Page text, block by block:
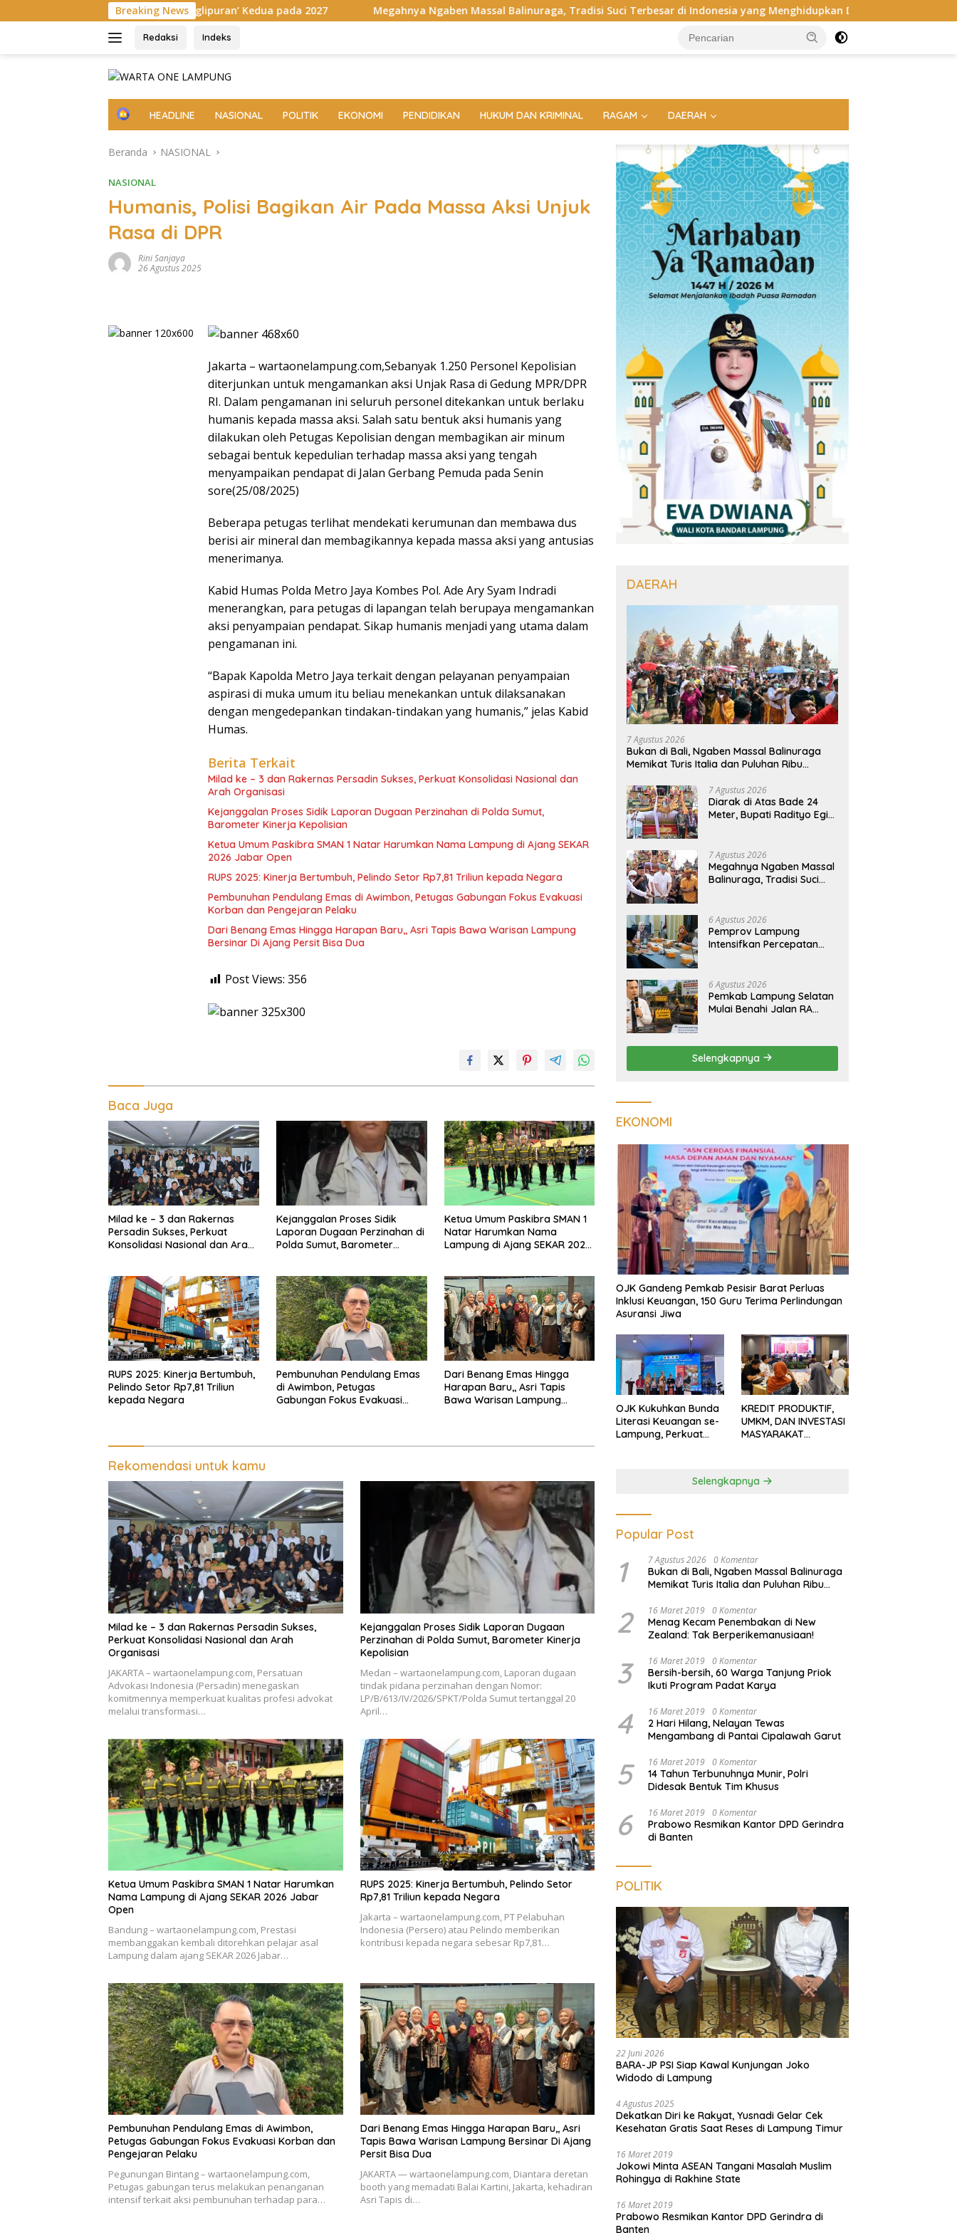
ke
Breaking News
Jadi ‘Penglipuran’ Kedua pada 2027 Megahnya Ngaben Massal Balinuraga, Tradisi Suci Terbesar di Indonesia yang Menghidupkan Desa dan Merekatkan Ikatan Keluarga
Redaksi Indeks
H
e
HEADLINE NASIONAL POLITIK EKONOMI PENDIDIKAN HUKUM DAN KRIMINAL RAGAM DAERAH
Beranda NASIONAL
NASIONAL
Humanis, Polisi Bagikan Air Pada Massa Aksi Unjuk
Rasa di DPR
Rini Sanjaya
26 Agustus 2025
Jakarta – wartaonelampung.com,Sebanyak 1.250 Personel Kepolisian
diterjunkan untuk mengamankan aksi Unjak Rasa di Gedung MPR/DPR
RI. Dalam pengamanan ini seluruh personel ditekankan untuk berlaku
humanis kepada massa aksi. Salah satu bentuk aksi humanis yang
dilakukan oleh Petugas Kepolisian dengan membagikan air minum
sebagai bentuk kepedulian terhadap massa aksi yang tengah
menyampaikan pendapat di Jalan Gerbang Pemuda pada Senin
sore(25/08/2025)
Beberapa petugas terlihat mendekati kerumunan dan membawa dus
berisi air mineral dan membagikannya kepada massa aksi yang antusias
menerimanya.
Kabid Humas Polda Metro Jaya Kombes Pol. Ade Ary Syam Indradi
menerangkan, para petugas di lapangan telah berupaya mengamankan
aksi penyampaian pendapat. Sikap humanis menjadi yang utama dalam
pengamanan ini.
“Bapak Kapolda Metro Jaya terkait dengan pelayanan penyampaian
aspirasi di muka umum itu beliau menekankan untuk dilaksanakan
dengan mengedepankan tindakan-tindakan yang humanis,” jelas Kabid
Humas.
Berita Terkait
Milad ke – 3 dan Rakernas Persadin Sukses, Perkuat Konsolidasi Nasional dan
Arah Organisasi
Kejanggalan Proses Sidik Laporan Dugaan Perzinahan di Polda Sumut,
Barometer Kinerja Kepolisian
Ketua Umum Paskibra SMAN 1 Natar Harumkan Nama Lampung di Ajang SEKAR
2026 Jabar Open
RUPS 2025: Kinerja Bertumbuh, Pelindo Setor Rp7,81 Triliun kepada Negara
Pembunuhan Pendulang Emas di Awimbon, Petugas Gabungan Fokus Evakuasi
Korban dan Pengejaran Pelaku
Dari Benang Emas Hingga Harapan Baru,, Asri Tapis Bawa Warisan Lampung
Bersinar Di Ajang Persit Bisa Dua
Post Views: 356
Baca Juga
Milad ke – 3 dan Rakernas
Persadin Sukses, Perkuat
Konsolidasi Nasional dan Arah
Kejanggalan Proses Sidik
Laporan Dugaan Perzinahan di
Polda Sumut, Barometer
Ketua Umum Paskibra SMAN 1
Natar Harumkan Nama
Lampung di Ajang SEKAR 2026
RUPS 2025: Kinerja Bertumbuh,
Pelindo Setor Rp7,81 Triliun
kepada Negara
Pembunuhan Pendulang Emas
di Awimbon, Petugas
Gabungan Fokus Evakuasi
Dari Benang Emas Hingga
Harapan Baru,, Asri Tapis
Bawa Warisan Lampung
Rekomendasi untuk kamu
Milad ke – 3 dan Rakernas Persadin Sukses,
Perkuat Konsolidasi Nasional dan Arah
Organisasi
JAKARTA – wartaonelampung.com, Persatuan
Advokasi Indonesia (Persadin) menegaskan
komitmennya memperkuat kualitas profesi advokat
melalui transformasi…
Kejanggalan Proses Sidik Laporan Dugaan
Perzinahan di Polda Sumut, Barometer Kinerja
Kepolisian
Medan – wartaonelampung.com, Laporan dugaan
tindak pidana perzinahan dengan Nomor:
LP/B/613/IV/2026/SPKT/Polda Sumut tertanggal 20
April…
Ketua Umum Paskibra SMAN 1 Natar Harumkan
Nama Lampung di Ajang SEKAR 2026 Jabar
Open
Bandung – wartaonelampung.com, Prestasi
membanggakan kembali ditorehkan pelajar asal
Lampung dalam ajang SEKAR 2026 Jabar…
RUPS 2025: Kinerja Bertumbuh, Pelindo Setor
Rp7,81 Triliun kepada Negara
Jakarta – wartaonelampung.com, PT Pelabuhan
Indonesia (Persero) atau Pelindo memberikan
kontribusi kepada negara sebesar Rp7,81…
Pembunuhan Pendulang Emas di Awimbon,
Petugas Gabungan Fokus Evakuasi Korban dan
Pengejaran Pelaku
Pegunungan Bintang – wartaonelampung.com,
Petugas gabungan terus melakukan penanganan
intensif terkait aksi pembunuhan terhadap para…
Dari Benang Emas Hingga Harapan Baru,, Asri
Tapis Bawa Warisan Lampung Bersinar Di Ajang
Persit Bisa Dua
JAKARTA — wartaonelampung.com, Diantara deretan
booth yang memadati Balai Kartini, Jakarta, kehadiran
Asri Tapis di…
DAERAH
7 Agustus 2026
Bukan di Bali, Ngaben Massal Balinuraga
Memikat Turis Italia dan Puluhan Ribu
7 Agustus 2026
Diarak di Atas Bade 24
Meter, Bupati Radityo Egi
‘Penglipuran’ Kedua pada
2027
7 Agustus 2026
Megahnya Ngaben Massal
Balinuraga, Tradisi Suci
dan Merekatkan Ikatan
Keluarga
6 Agustus 2026
Pemprov Lampung
Intensifkan Percepatan
Tanggamus
6 Agustus 2026
Pemkab Lampung Selatan
Mulai Benahi Jalan RA
Demi Keselamatan
Pengguna Jalan
Selengkapnya
EKONOMI
OJK Gandeng Pemkab Pesisir Barat Perluas
Inklusi Keuangan, 150 Guru Terima Perlindungan
Asuransi Jiwa
OJK Kukuhkan Bunda
Literasi Keuangan se-
Lampung, Perkuat
KREDIT PRODUKTIF,
UMKM, DAN INVESTASI
MASYARAKAT
Selengkapnya
Popular Post
1 7 Agustus 2026 0 Komentar
Bukan di Bali, Ngaben Massal Balinuraga
Memikat Turis Italia dan Puluhan Ribu
2 16 Maret 2019 0 Komentar
Menag Kecam Penembakan di New
Zealand: Tak Berperikemanusiaan!
3 16 Maret 2019 0 Komentar
Bersih-bersih, 60 Warga Tanjung Priok
Ikuti Program Padat Karya
4 16 Maret 2019 0 Komentar
2 Hari Hilang, Nelayan Tewas
Mengambang di Pantai Cipalawah Garut
5 16 Maret 2019 0 Komentar
14 Tahun Terbunuhnya Munir, Polri
Didesak Bentuk Tim Khusus
6 16 Maret 2019 0 Komentar
Prabowo Resmikan Kantor DPD Gerindra
di Banten
POLITIK
22 Juni 2026
BARA-JP PSI Siap Kawal Kunjungan Joko
Widodo di Lampung
4 Agustus 2025
Dekatkan Diri ke Rakyat, Yusnadi Gelar Cek
Kesehatan Gratis Saat Reses di Lampung Timur
16 Maret 2019
Jokowi Minta ASEAN Tangani Masalah Muslim
Rohingya di Rakhine State
16 Maret 2019
Prabowo Resmikan Kantor DPD Gerindra di
Banten